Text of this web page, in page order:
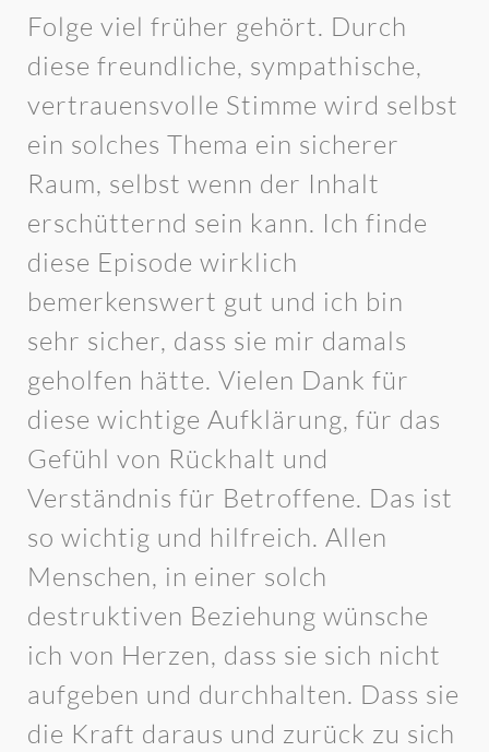
Folge viel früher gehört. Durch
diese freundliche, sympathische,
vertrauensvolle Stimme wird selbst
ein solches Thema ein sicherer
Raum, selbst wenn der Inhalt
erschütternd sein kann. Ich finde
diese Episode wirklich
bemerkenswert gut und ich bin
sehr sicher, dass sie mir damals
geholfen hätte. Vielen Dank für
diese wichtige Aufklärung, für das
Gefühl von Rückhalt und
Verständnis für Betroffene. Das ist
so wichtig und hilfreich. Allen
Menschen, in einer solch
destruktiven Beziehung wünsche
ich von Herzen, dass sie sich nicht
aufgeben und durchhalten. Dass sie
die Kraft daraus und zurück zu sich